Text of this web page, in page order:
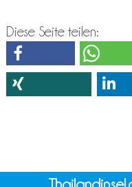
Diese Seite teilen: